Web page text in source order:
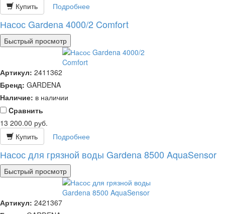
Купить
Подробнее
Насос Gardena 4000/2 Comfort
Быстрый просмотр
Артикул: 2411362
Бренд: GARDENA
Наличие: в наличии
Cравнить
13 200.00 руб.
Купить
Подробнее
Насос для грязной воды Gardena 8500 AquaSensor
Быстрый просмотр
Артикул: 2421367